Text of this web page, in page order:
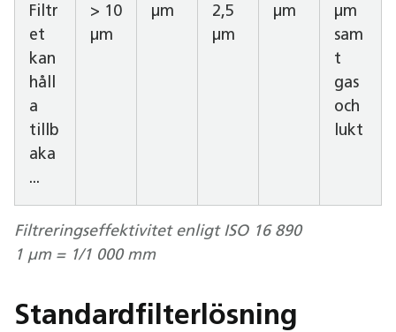
Filtr
et
kan
håll
a
tillb
aka
...
> 10
µm
µm
2,5
µm
µm
µm
sam
t
gas
och
lukt
Filtreringseffektivitet enligt ISO 16 890
1 µm = 1/1 000 mm
Standardfilterlösning